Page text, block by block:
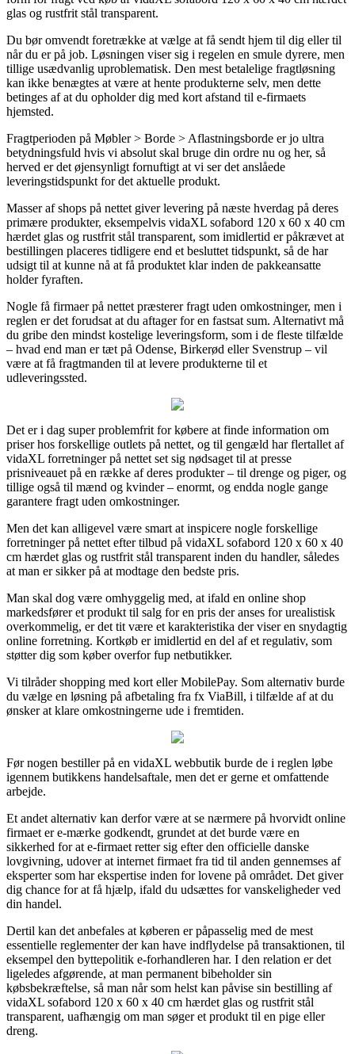
glas og rustfrit stål transparent.
Du bør omvendt foretrække at vælge at få sendt hjem til dig eller til
når du er på job. Løsningen viser sig i regelen en smule dyrere, men
tillige usædvanlig uproblematisk. Den mest betalelige fragtløsning
kan ikke benægtes at være at hente produkterne selv, men dette
betinges af at du opholder dig med kort afstand til e-firmaets
hjemsted.
Fragtperioden på Møbler > Borde > Aflastningsborde er jo ultra
betydningsfuld hvis vi absolut skal bruge din ordre nu og her, så
herved er det øjensynligt fornuftigt at vi ser det anslåede
leveringstidspunkt for det aktuelle produkt.
Masser af shops på nettet giver levering på næste hverdag på deres
primære produkter, eksempelvis vidaXL sofabord 120 x 60 x 40 cm
hærdet glas og rustfrit stål transparent, som imidlertid er påkrævet at
bestillingen placeres tidligere end et besluttet tidspunkt, så de har
udsigt til at kunne nå at få produktet klar inden de pakkeansatte
holder fyraften.
Nogle få firmaer på nettet præsterer fragt uden omkostninger, men i
reglen er det forudsat at du aftager for en fastsat sum. Alternativt må
du gribe den mindst kostelige leveringsform, som i de fleste tilfælde
– hvad end man er tæt på Odense, Birkerød eller Svenstrup – vil
være at få fragtmanden til at levere produkterne til et
udleveringssted.
Det er i dag super problemfrit for købere at finde information om
priser hos forskellige outlets på nettet, og til gengæld har flertallet af
vidaXL forretninger på nettet set sig nødsaget til at presse
prisniveauet på en række af deres produkter – til drenge og piger, og
tillige også til mænd og kvinder – enormt, og endda nogle gange
garantere fragt uden omkostninger.
Men det kan alligevel være smart at inspicere nogle forskellige
forretninger på nettet efter tilbud på vidaXL sofabord 120 x 60 x 40
cm hærdet glas og rustfrit stål transparent inden du handler, således
at man er sikker på at modtage den bedste pris.
Man skal dog være omhyggelig med, at ifald en online shop
markedsfører et produkt til salg for en pris der anses for urealistisk
overkommelig, er det tit være et karakteristika der viser en snydagtig
online forretning. Kortkøb er imidlertid en del af et regulativ, som
støtter dig som køber overfor fup netbutikker.
Vi tilråder shopping med kort eller MobilePay. Som alternativ burde
du vælge en løsning på afbetaling fra fx ViaBill, i tilfælde af at du
ønsker at klare omkostningerne ude i fremtiden.
Før nogen bestiller på en vidaXL webbutik burde de i reglen løbe
igennem butikkens handelsaftale, men det er gerne et omfattende
arbejde.
Et andet alternativ kan derfor være at se nærmere på hvorvidt online
firmaet er e-mærke godkendt, grundet at det burde være en
sikkerhed for at e-firmaet retter sig efter den officielle danske
lovgivning, udover at internet firmaet fra tid til anden gennemses af
eksperter som har ekspertise inden for lovene på området. Det giver
dig chance for at få hjælp, ifald du udsættes for vanskeligheder ved
din handel.
Dertil kan det anbefales at køberen er påpasselig med de mest
essentielle reglementer der kan have indflydelse på transaktionen, til
eksempel den byttepolitik e-forhandleren har. I den relation er det
ligeledes afgørende, at man permanent bibeholder sin
købsbekræftelse, så man når som helst kan påvise sin bestilling af
vidaXL sofabord 120 x 60 x 40 cm hærdet glas og rustfrit stål
transparent, uafhængig om man søger et produkt til en pige eller
dreng.